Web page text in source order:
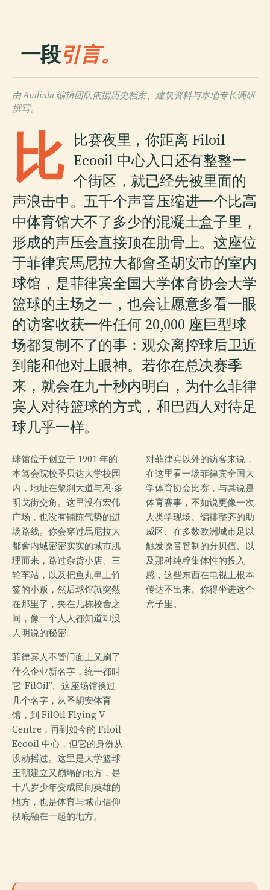
一段引言。
由 Audiala 编辑团队依据历史档案、建筑资料与本地专长调研
撰写。
比 比赛夜里，你距离 Filoil
Ecooil 中心入口还有整整一
个街区，就已经先被里面的
声浪击中。五千个声音压缩进一个比高
中体育馆大不了多少的混凝土盒子里，
形成的声压会直接顶在肋骨上。这座位
于菲律宾馬尼拉大都會圣胡安市的室内
球馆，是菲律宾全国大学体育协会大学
篮球的主场之一，也会让愿意多看一眼
的访客收获一件任何 20,000 座巨型球
场都复制不了的事：观众离控球后卫近
到能和他对上眼神。若你在总决赛季
来，就会在九十秒内明白，为什么菲律
宾人对待篮球的方式，和巴西人对待足
球几乎一样。
球馆位于创立于 1901 年的
本笃会院校圣贝达大学校园
内，地址在黎刹大道与恩·多
明戈街交角。这里没有宏伟
广场，也没有铺陈气势的进
场路线。你会穿过馬尼拉大
都會内城密密实实的城市肌
理而来，路过杂货小店、三
轮车站，以及把鱼丸串上竹
签的小贩，然后球馆就突然
在那里了，夹在几栋校舍之
间，像一个人人都知道却没
人明说的秘密。
菲律宾人不管门面上又刷了
什么企业新名字，统一都叫
它“FilOil”。这座场馆换过
几个名字，从圣胡安体育
馆，到 FilOil Flying V
Centre，再到如今的 Filoil
Ecooil 中心，但它的身份从
没动摇过。这里是大学篮球
王朝建立又崩塌的地方，是
十八岁少年变成民间英雄的
地方，也是体育与城市信仰
彻底融在一起的地方。
对菲律宾以外的访客来说，
在这里看一场菲律宾全国大
学体育协会比赛，与其说是
体育赛事，不如说更像一次
人类学现场。编排整齐的助
威区、在多数欧洲城市足以
触发噪音管制的分贝值、以
及那种纯粹集体性的投入
感，这些东西在电视上根本
传达不出来。你得坐进这个
盒子里。